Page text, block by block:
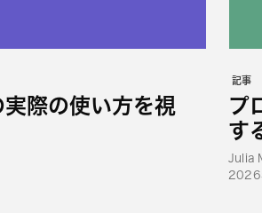
際の使い方を視
記事
プ
す
Julia
2026